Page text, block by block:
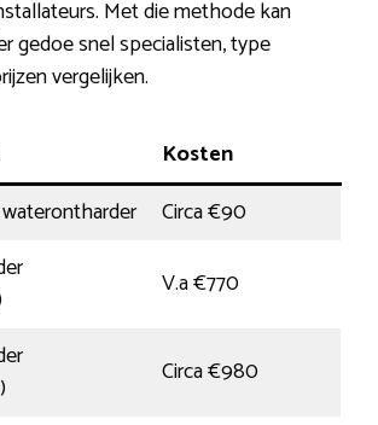
Met die methode kan
gedoe snel specialisten, type
vergelijken.
Kosten
Circa €90
V.a €770
Circa €980